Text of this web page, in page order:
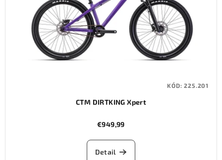
CTM DIRTKING Xpert
€949,99
Detail
KÓD:225.201